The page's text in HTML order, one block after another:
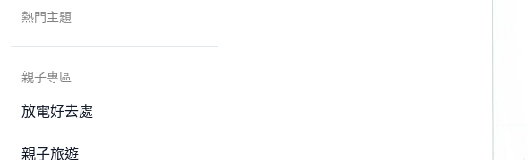
熱門主題
親子專區
放電好去處
親子旅遊